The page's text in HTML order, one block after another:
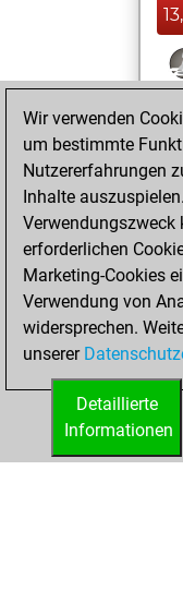
Wir verwenden
um bestimmte
Nutzererfahrungen
Inhalte
Verwendungszweck
erforderlichen
Marketing-Cookies
Verwendung von
widersprechen.
unserer
Detaillierte
Informationen